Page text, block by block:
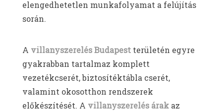
elengedhetetlen munkafolyamat a felújítás
során.
A villanyszerelés Budapest területén egyre
gyakrabban tartalmaz komplett
vezetékcserét, biztosítéktábla cserét,
valamint okosotthon rendszerek
előkészítését. A villanyszerelés árak az